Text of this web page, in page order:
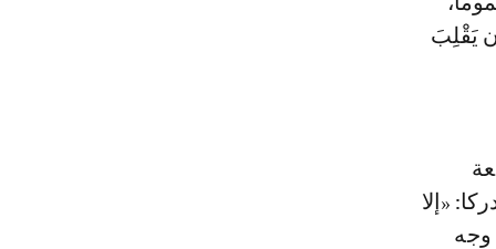
يَقْلِبَ
«إلا
وجه